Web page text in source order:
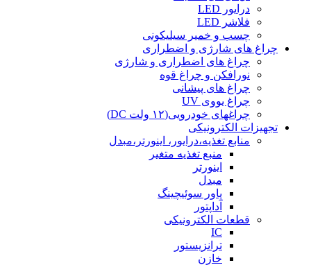
درایور LED
فلاشر LED
چسب و خمیر سیلیکونی
چراغ های شارژی و اضطراری
چراغ های اضطراری و شارژی
نورافکن و چراغ قوه
چراغ های پیشانی
چراغ یووی UV
چراغهای خودرویی(۱۲ ولت DC)
تجهیزات الکترونیکی
منابع تغذیه،درایور، اینورتر،مبدل
منبع تغذیه متغیر
اینورتر
مبدل
پاور سوئیچینگ
آداپتور
قطعات الکترونیکی
IC
ترانزیستور
خازن